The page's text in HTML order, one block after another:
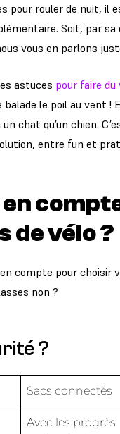
pour rouler de nuit, il
Soit, par sa
vous en parlons
astuces pour faire du
le poil au vent !
chat qu’un chien.
entre fun et
de vélo ?
compte pour choisir
non ?
?
Sacs connectés
Avec les progrès